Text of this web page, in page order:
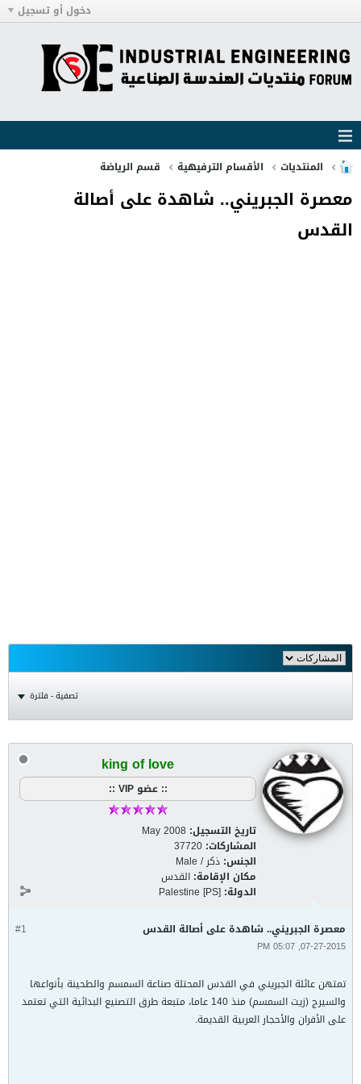
دخول أو تسجيل
المنتديات الأقسام الترفيهية قسم الرياضة
معصرة الجبريني.. شاهدة على أصالة
القدس
تصفية - فلترة
king of love
:: عضو VIP ::
تاريخ التسجيل: May 2008
المشاركات: 37720
الجنس: ذكر / Male
مكان الإقامة: القدس
الدولة: Palestine [PS]
#1 معصرة الجبريني.. شاهدة على أصالة القدس
07-27-2015, 05:07 PM
تمتهن عائلة الجبريني في القدس المحتلة صناعة السمسم والطحينة بأنواعها
والسيرج (زيت السمسم) منذ 140 عاما، متبعة طرق التصنيع البدائية التي تعتمد
على الأفران والأحجار العربية القديمة.